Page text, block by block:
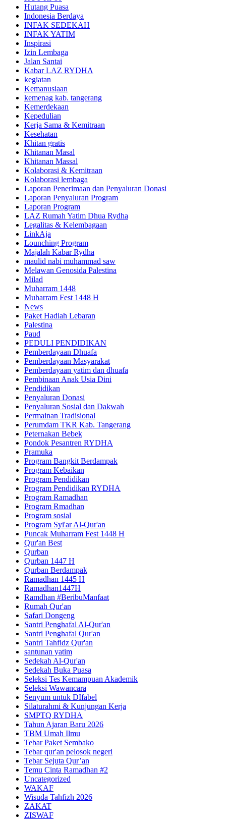
Hutang Puasa
Indonesia Berdaya
INFAK SEDEKAH
INFAK YATIM
Inspirasi
Izin Lembaga
Jalan Santai
Kabar LAZ RYDHA
kegiatan
Kemanusiaan
kemenag kab. tangerang
Kemerdekaan
Kepedulian
Kerja Sama & Kemitraan
Kesehatan
Khitan gratis
Khitanan Masal
Khitanan Massal
Kolaborasi & Kemitraan
Kolaborasi lembaga
Laporan Penerimaan dan Penyaluran Donasi
Laporan Penyaluran Program
Laporan Program
LAZ Rumah Yatim Dhua Rydha
Legalitas & Kelembagaan
LinkAja
Lounching Program
Majalah Kabar Rydha
maulid nabi muhammad saw
Melawan Genosida Palestina
Milad
Muharram 1448
Muharram Fest 1448 H
News
Paket Hadiah Lebaran
Palestina
Paud
PEDULI PENDIDIKAN
Pemberdayaan Dhuafa
Pemberdayaan Masyarakat
Pemberdayaan yatim dan dhuafa
Pembinaan Anak Usia Dini
Pendidikan
Penyaluran Donasi
Penyaluran Sosial dan Dakwah
Permainan Tradisional
Perumdam TKR Kab. Tangerang
Peternakan Bebek
Pondok Pesantren RYDHA
Pramuka
Program Bangkit Berdampak
Program Kebaikan
Program Pendidikan
Program Pendidikan RYDHA
Program Ramadhan
Program Rmadhan
Program sosial
Program Syi'ar Al-Qur'an
Puncak Muharram Fest 1448 H
Qur'an Best
Qurban
Qurban 1447 H
Qurban Berdampak
Ramadhan 1445 H
Ramadhan1447H
Ramdhan #BeribuManfaat
Rumah Qur'an
Safari Dongeng
Santri Penghafal Al-Qur'an
Santri Penghafal Qur'an
Santri Tahfidz Qur'an
santunan yatim
Sedekah Al-Qur'an
Sedekah Buka Puasa
Seleksi Tes Kemampuan Akademik
Seleksi Wawancara
Senyum untuk DIfabel
Silaturahmi & Kunjungan Kerja
SMPTQ RYDHA
Tahun Ajaran Baru 2026
TBM Umah Ilmu
Tebar Paket Sembako
Tebar qur'an pelosok negeri
Tebar Sejuta Qur’an
Temu Cinta Ramadhan #2
Uncategorized
WAKAF
Wisuda Tahfizh 2026
ZAKAT
ZISWAF